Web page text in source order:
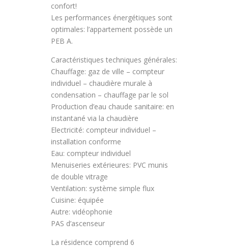
confort!
Les performances énergétiques sont
optimales: l’appartement possède un
PEB A.
Caractéristiques techniques générales:
Chauffage: gaz de ville – compteur
individuel – chaudière murale à
condensation – chauffage par le sol
Production d’eau chaude sanitaire: en
instantané via la chaudière
Electricité: compteur individuel –
installation conforme
Eau: compteur individuel
Menuiseries extérieures: PVC munis
de double vitrage
Ventilation: système simple flux
Cuisine: équipée
Autre: vidéophonie
PAS d’ascenseur
La résidence comprend 6